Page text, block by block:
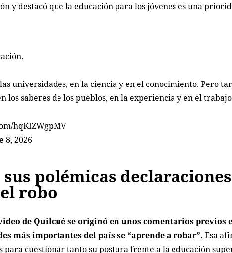
y destacó que la educación para los jóvenes es una
universidades, en la ciencia y en el conocimiento. Pero
los saberes de los pueblos, en la experiencia y en el
hqKIZWgpMV
8, 2026
polémicas
robo
de Quilcué se originó en unos comentarios previos
más importantes del país se “aprende a robar”. Esa
para cuestionar tanto su postura frente a la educación